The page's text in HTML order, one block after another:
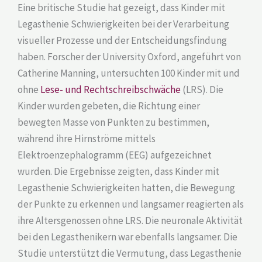
Eine britische Studie hat gezeigt, dass Kinder mit
Legasthenie Schwierigkeiten bei der Verarbeitung
visueller Prozesse und der Entscheidungsfindung
haben. Forscher der University Oxford, angeführt von
Catherine Manning, untersuchten 100 Kinder mit und
ohne Lese- und Rechtschreibschwäche(LRS). Die
Kinder wurden gebeten, die Richtung einer
bewegten Masse von Punkten zu bestimmen,
während ihre Hirnströme mittels
Elektroenzephalogramm (EEG) aufgezeichnet
wurden. Die Ergebnisse zeigten, dass Kinder mit
Legasthenie Schwierigkeiten hatten, die Bewegung
der Punkte zu erkennen und langsamer reagierten als
ihre Altersgenossen ohne LRS. Die neuronale Aktivität
bei den Legasthenikern war ebenfalls langsamer. Die
Studie unterstützt die Vermutung, dass Legasthenie